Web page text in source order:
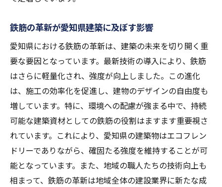
な価値
愛知県建築における鉄筋のコスト削減事例
鉄筋の革新がもたらすコスト効果
愛知県の建築業界における経済的利点
コスト削減が促進する愛知県の建築革新
鉄筋の経済性が建築プロジェクトに与える
影響
愛知県の建設業界における鉄筋の新たな価
値創造
愛知県の未来を形作る鉄筋技術と環境への配慮
鉄筋の革新が愛知県建築に及ぼす影響
愛知県における鉄筋の革新は、建築の未来を切り開く重
要な要因となっています。最新技術の導入により、鉄筋
はさらに軽量化され、強度が向上しました。この進化
は、施工の効率化を促進し、建物のデザインの自由度も
増しています。特に、環境への配慮が強まる中で、持続
可能な建築資材としての鉄筋の役割はますます重要視さ
れています。これにより、愛知県の建築物はエコフレン
ドリーでありながら、確固たる強度を維持することが可
能となっています。また、地域の職人たちの技術向上も
相まって、鉄筋の革新は地域全体の建設業界に新たな成